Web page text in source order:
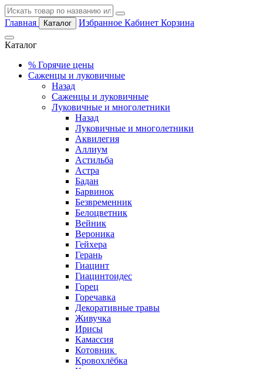
Главная Каталог Избранное Кабинет Корзина
Каталог
% Горячие цены
Саженцы и луковичные
Назад
Саженцы и луковичные
Луковичные и многолетники
Назад
Луковичные и многолетники
Аквилегия
Аллиум
Астильба
Астра
Бадан
Барвинок
Безвременник
Белоцветник
Вейник
Вероника
Гейхера
Герань
Гиацинт
Гиацинтоидес
Горец
Горечавка
Декоративные травы
Живучка
Ирисы
Камассия
Котовник
Кровохлёбка